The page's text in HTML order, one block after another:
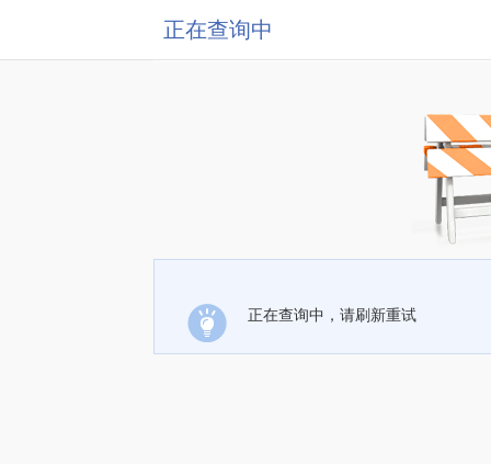
正在查询中
正在查询中，请刷新重试